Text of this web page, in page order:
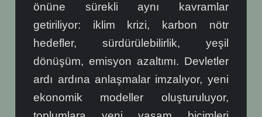
önüne sürekli aynı kavramlar
getiriliyor: iklim krizi, karbon nötr
hedefler, sürdürülebilirlik, yeşil
dönüşüm, emisyon azaltımı. Devletler
ardı ardına anlaşmalar imzalıyor, yeni
ekonomik modeller oluşturuluyor,